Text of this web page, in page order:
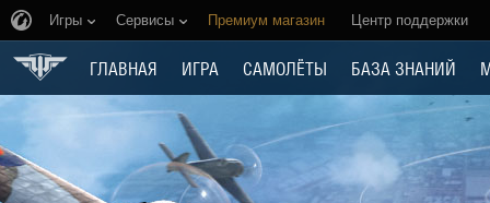
Игры Сервисы Премиум магазин Центр поддержки
ГЛАВНАЯ ИГРА САМОЛЁТЫ БАЗА ЗНАНИЙ